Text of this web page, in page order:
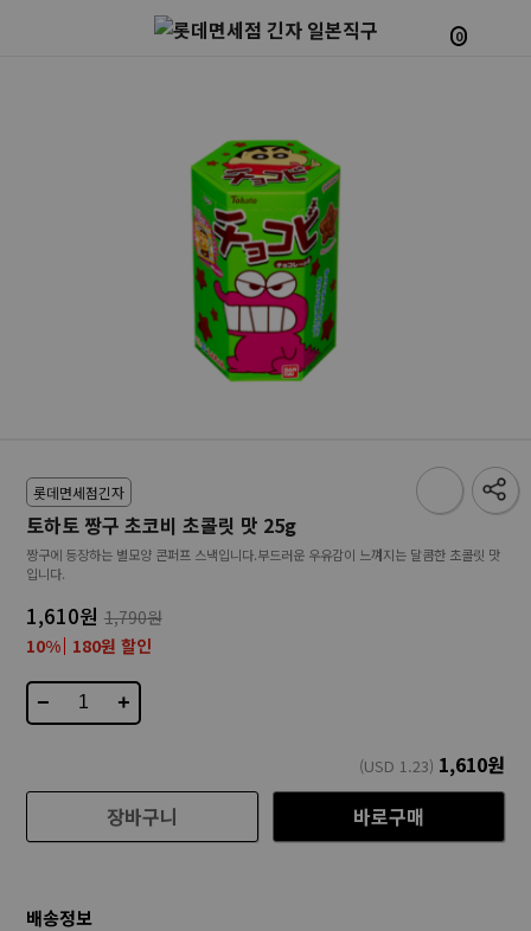
0
롯데면세점긴자
토하토 짱구 초코비 초콜릿 맛 25g
짱구에 등장하는 별모양 콘퍼프 스낵입니다.부드러운 우유감이 느껴지는 달콤한 초콜릿 맛
입니다.
1,610원 1,790원
10% 180원 할인
− +
(USD 1.23) 1,610원
장바구니
바로구매
배송정보